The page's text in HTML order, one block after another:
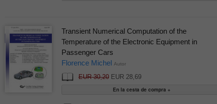
Transient Numerical Computation of the
Temperature of the Electronic Equipment in
Passenger Cars
Florence Michel Autor
EUR 30,20EUR 28,69